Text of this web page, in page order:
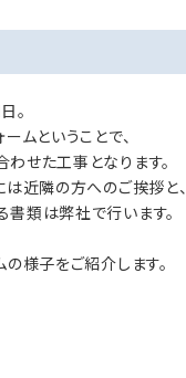
。
ムということで、
せた工事となります。
は近隣の方へのご挨拶と、
類は弊社で行います。
の様子をご紹介します。